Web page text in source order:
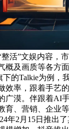
活”文娱内容，
概及画质等各方
的Talkie为例，
效率，跟着手艺
广漠。伴跟着AI
育、营销、企业
年2月15日推出